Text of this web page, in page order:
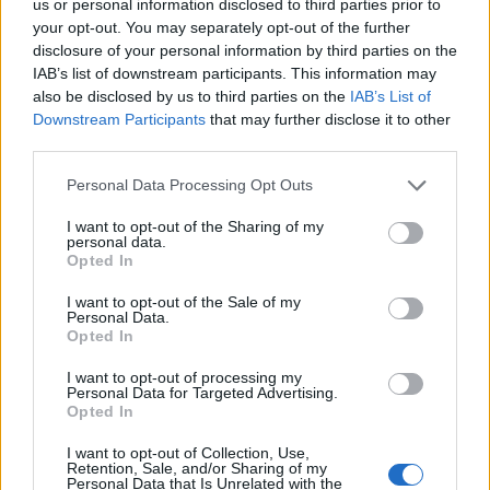
us or personal information disclosed to third parties prior to
your opt-out. You may separately opt-out of the further
disclosure of your personal information by third parties on the
IAB’s list of downstream participants. This information may
also be disclosed by us to third parties on the IAB’s List of
Downstream Participants that may further disclose it to other
Personal Data Processing Opt Outs
I want to opt-out of the Sharing of my
personal data.
Opted In
I want to opt-out of the Sale of my
Personal Data.
Opted In
I want to opt-out of processing my
Personal Data for Targeted Advertising.
Opted In
I want to opt-out of Collection, Use,
Retention, Sale, and/or Sharing of my
Personal Data that Is Unrelated with the
περιβόητα συμβούλια διοίκησης με την συμμετοχή
των ιδιωτικών ομίλων. Είναι οι ίδιοι που ίδρυσαν τις
δήθεν ανεξάρτητες επιτροπές αξιολόγησης των
πανεπιστημίων με κύριο στόχο την απαξίωση του
στα χαρτιά Κέντρα Υγειάς. Αυτοί που έταζαν ΜΕΘ
χωρίς να κάνουν τίποτα για την Βελτίωση του
Νοσοκομείου Λακωνίας. Τώρα, βλέπουν την ίδρυση
ΤΟ.Μ.Υ. και την κινητικότητα γύρω από το ΓΝ
Λακωνίας για την βελτίωση των υποδομών του και το
πολιτικό αμόκ της επιβίωσης τους κυριεύει.
Ποιοι άραγε έντυσαν με το πράσινο δίχτυ την
φοιτητική εστία και την εγκατέλειψαν; Τα τελευταία
δύο χρόνια έγινα βήματα για να βρεθεί η άκρη στο
κουβάρι.